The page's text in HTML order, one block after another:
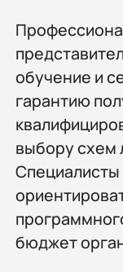
обучение и
гарантию
выбору схем
бюджет